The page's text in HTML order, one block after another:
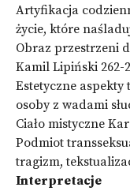
Artyfikacja
życie, które
Obraz przestrzeni
Kamil Lipiński 262-
Estetyczne
osoby z wadami
Ciało mistyczne
Podmiot
tragizm,
Interpretacje